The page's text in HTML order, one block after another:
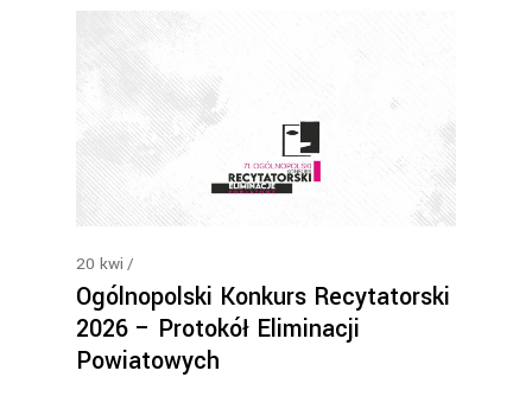
20 kwi
Ogólnopolski Konkurs Recytatorski
2026 – Protokół Eliminacji
Powiatowych